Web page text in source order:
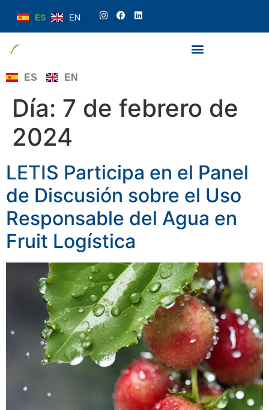
ES EN
ES EN
Día: 7 de febrero de
2024
LETIS Participa en el Panel
de Discusión sobre el Uso
Responsable del Agua en
Fruit Logística